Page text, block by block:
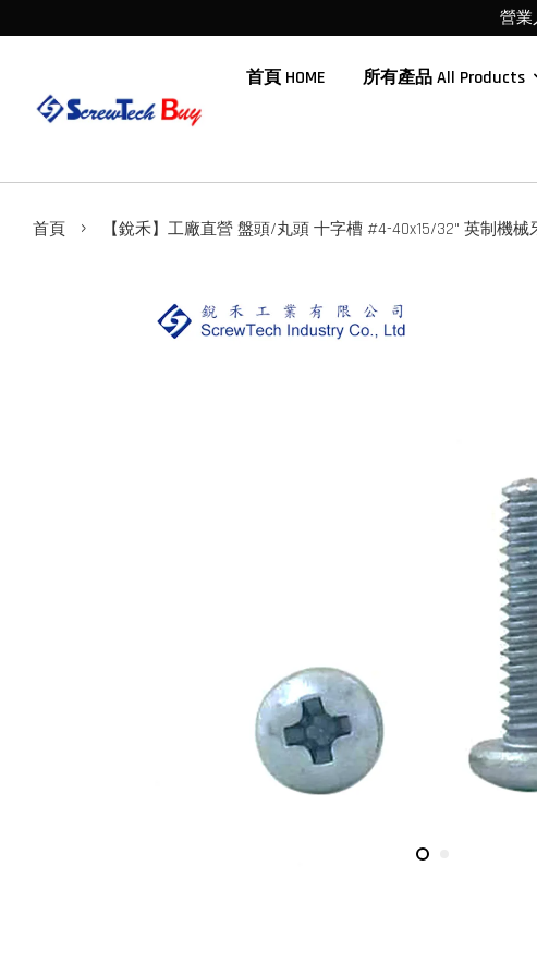
營業
首頁 HOME 所有產品 All Products
首頁 › 【銳禾】工廠直營 盤頭/丸頭 十字槽 #4-40x15/32" 英制機械